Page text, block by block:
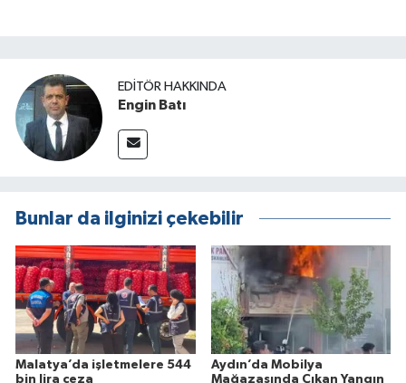
EDITÖR HAKKINDA
Engin Batı
Bunlar da ilginizi çekebilir
Malatya’da işletmelere 544
bin lira ceza
Aydın’da Mobilya
Mağazasında Çıkan Yangın